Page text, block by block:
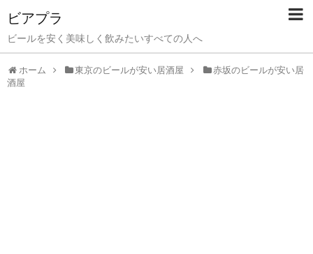
ビアプラ
ビールを安く美味しく飲みたいすべての人へ
ホーム 東京のビールが安い居酒屋
赤坂のビールが安い居
酒屋